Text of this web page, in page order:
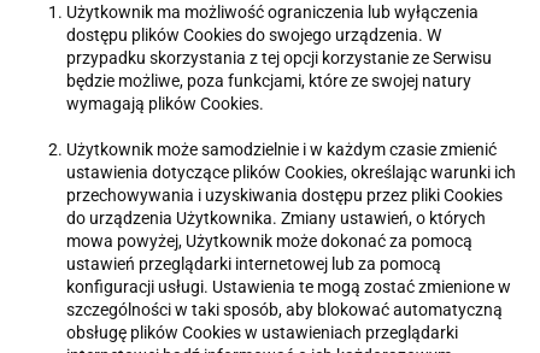
Użytkownik ma możliwość ograniczenia lub wyłączenia
dostępu plików Cookies do swojego urządzenia. W
przypadku skorzystania z tej opcji korzystanie ze Serwisu
będzie możliwe, poza funkcjami, które ze swojej natury
wymagają plików Cookies.
Użytkownik może samodzielnie i w każdym czasie zmienić
ustawienia dotyczące plików Cookies, określając warunki ich
przechowywania i uzyskiwania dostępu przez pliki Cookies
do urządzenia Użytkownika. Zmiany ustawień, o których
mowa powyżej, Użytkownik może dokonać za pomocą
ustawień przeglądarki internetowej lub za pomocą
konfiguracji usługi. Ustawienia te mogą zostać zmienione w
szczególności w taki sposób, aby blokować automatyczną
obsługę plików Cookies w ustawieniach przeglądarki